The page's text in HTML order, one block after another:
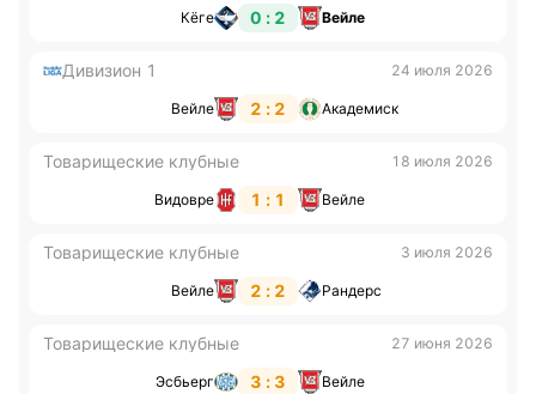
Кёге 0 : 2 Вейле
Дивизион 1 24 июля 2026
Вейле 2 : 2 Академиск
Товарищеские клубные 18 июля 2026
Видовре 1 : 1 Вейле
Товарищеские клубные 3 июля 2026
Вейле 2 : 2 Рандерс
Товарищеские клубные 27 июня 2026
Эсбьерг 3 : 3 Вейле